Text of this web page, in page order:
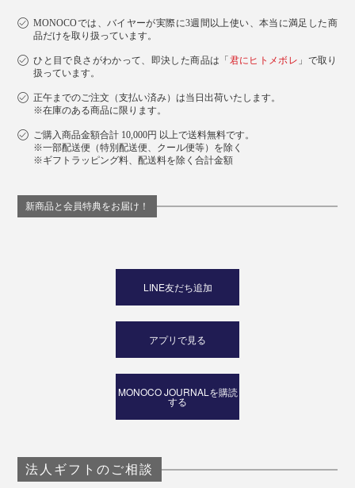
MONOCOでは、バイヤーが実際に3週間以上使い、本当に満足した商
品だけを取り扱っています。
ひと目で良さがわかって、即決した商品は「 君にヒトメボレ 」で取り
扱っています。
正午までのご注文（支払い済み）は当日出荷いたします。
※在庫のある商品に限ります。
ご購入商品金額合計 10,000円 以上で送料無料です。
※一部配送便（特別配送便、クール便等）を除く
※ギフトラッピング料、配送料を除く合計金額
新商品と会員特典をお届け！
LINE友だち追加
アプリで見る
MONOCO JOURNALを購読
する
法人ギフトのご相談